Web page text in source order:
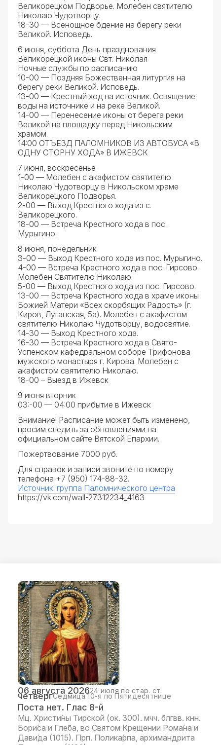
Великорецком Подворье. Молебен святителю
Николаю Чудотворцу.
18-30 — Всенощное бдение на берегу реки
Великой. Исповедь.
6 июня, суббота День празднования
Великорецкой иконы Свт. Николая
Ночные службы по расписанию
10-00 — Поздняя Божественная литургия на
берегу реки Великой. Исповедь.
13-00 — Крестный ход на источник. Освящение
воды на источнике и на реке Великой.
14-00 — Перенесение иконы от берега реки
Великой на площадку перед Никольским
храмом.
14:00 ОТЪЕЗД ПАЛОМНИКОВ ИЗ АВТОБУСА «В
ОДНУ СТОРНУ ХОДА» В ИЖЕВСК
7 июня, воскресенье
1-00 — Молебен с акафистом святителю
Николаю Чудотворцу в Никольском храме
Великорецкого Подворья.
2-00 — Выход Крестного хода из с.
Великорецкого.
18-00 — Встреча Крестного хода в пос.
Мурыгино.
8 июня, понедельник
3-00 — Выход Крестного хода из пос. Мурыгино.
4-00 — Встреча Крестного хода в пос. Гирсово.
Молебен Святителю Николаю.
5-00 — Выход Крестного хода из пос. Гирсово.
13-00 — Встреча Крестного хода в храме иконы
Божией Матери «Всех скорбящих Радость» (г.
Киров, Луганская, 5а). Молебен с акафистом
святителю Николаю Чудотворцу, водосвятие.
14-30 — Выход Крестного хода.
16-30 — Встреча Крестного хода в Свято-
Успенском кафедральном соборе Трифонова
мужского монастыря г. Кирова. Молебен с
акафистом святителю Николаю.
18-00 – Выезд в Ижевск
9 июня вторник
03:-00 — 04:00 прибытие в Ижевск
Внимание! Расписание может быть изменено,
просим следить за обновлениями на
официальном сайте Вятской Епархии.
Пожертвование 7000 руб.
Для справок и записи звоните по номеру
телефона +7 (950) 174-88-32.
Источник: группа Паломнического центра
https://vk.com/wall-27312234_4163
06 августа 202624 июля по стар. ст.
четвергСедмица 10-я по Пятидесятнице
Поста нет. Глас 8-й
Мц. Христи́ны Тирской (ок. 300). мчч. блгвв. кнн.
Бори́са и Гле́ба, во Святом Крещении Рома́на и
Дави́да (1015). Прп. Полика́рпа, архимандрита